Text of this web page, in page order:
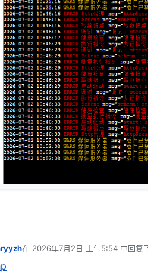
在 2026年7月2日 上午5:54 中回复
最后由 编辑